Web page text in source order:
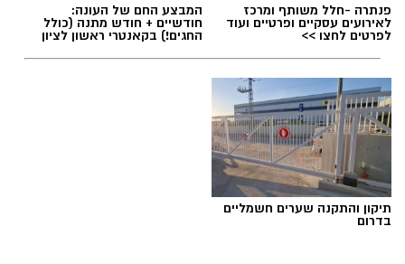
מצטיינת אגף הלוגיסטיקה במד"א שחר ברן תושבת
פנתרה -חלל משותף ומרכז
לאירועים עסקיים ופרטיים ועוד
לפרטים לחצו >>
המבצע החם של העונה:
חודשיים + חודש מתנה (כולל
החגים!) בקאנטרי ראשון לציון
תיקון והתקנה שערים חשמליים
בדרום